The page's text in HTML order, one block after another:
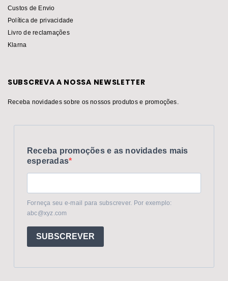
Custos de Envio
Política de privacidade
Livro de reclamações
Klarna
SUBSCREVA A NOSSA NEWSLETTER
Receba novidades sobre os nossos produtos e promoções.
Receba promoções e as novidades mais
esperadas
Forneça seu e-mail para subscrever. Por exemplo:
abc@xyz.com
SUBSCREVER